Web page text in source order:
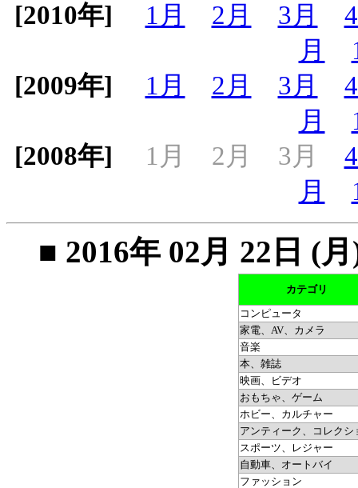
[2010年]
1月 2月 3月
月
[2009年]
1月 2月 3月
月
[2008年]
1月 2月 3月
月
■ 2016年 02月 22日 (
カテゴリ
コンピュータ
家電、AV、カメラ
音楽
本、雑誌
映画、ビデオ
おもちゃ、ゲーム
ホビー、カルチャー
アンティーク、コレクシ
スポーツ、レジャー
自動車、オートバイ
ファッション